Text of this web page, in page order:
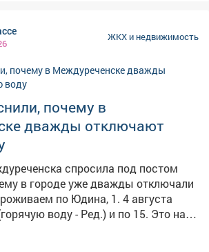
ЖКХ и недвижимость
почему в
дважды отключают
спросила под постом
в городе уже дважды отключали
воду - Ред.) и по 15. Это на
Это что за издевательство над